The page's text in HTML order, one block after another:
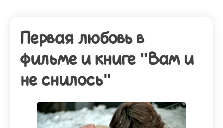
Первая любовь в
фильме и книге "Вам и
не снилось"